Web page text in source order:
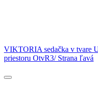
VIKTORIA sedačka v tvare
priestoru OtvR3/ Strana ľavá